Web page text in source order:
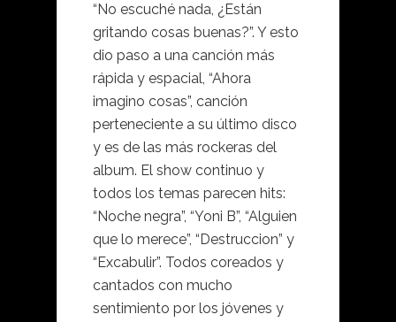
“No escuché nada, ¿Están
gritando cosas buenas?”. Y esto
dio paso a una canción más
rápida y espacial, “Ahora
imagino cosas”, canción
perteneciente a su último disco
y es de las más rockeras del
album. El show continuo y
todos los temas parecen hits:
“Noche negra”, “Yoni B”, “Alguien
que lo merece”, “Destruccion” y
“Excabulir”. Todos coreados y
cantados con mucho
sentimiento por los jóvenes y